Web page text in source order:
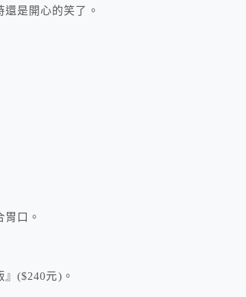
是開心的笑了。
口。
($240元)。